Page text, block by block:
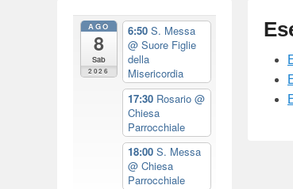
AGO
8
Sab
2026
6:50 S. Messa
@ Suore Figlie
della
Misericordia
17:30 Rosario @
Chiesa
Parrocchiale
18:00 S. Messa
@ Chiesa
Parrocchiale